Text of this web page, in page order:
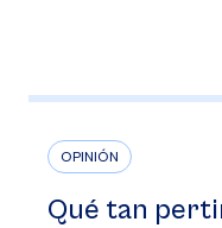
OPINIÓN
Qué tan